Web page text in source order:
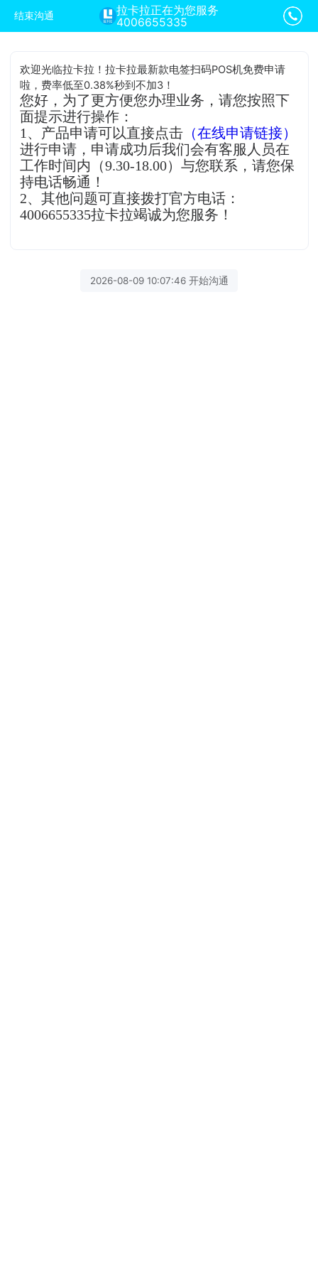
结束沟通
拉卡拉正在为您服务
4006655335
欢迎光临拉卡拉！拉卡拉最新款电签扫码POS机免费申请
啦，费率低至0.38%秒到不加3！
您好，为了更方便您办理业务，请您按照下
面提示进行操作：
1、产品申请可以直接点击 （在线申请链接）
进行申请，申请成功后我们会有客服人员在
工作时间内（9.30-18.00）与您联系，请您保
持电话畅通！
2、其他问题可直接拨打官方电话：
4006655335拉卡拉竭诚为您服务！
2026-08-09 10:07:46 开始沟通